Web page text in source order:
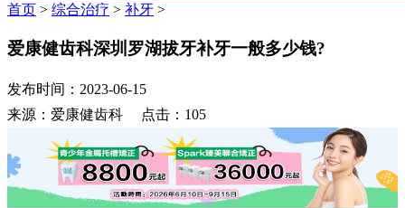
首页 > 综合治疗 > 补牙 >
爱康健齿科深圳罗湖拔牙补牙一般多少钱?
发布时间：2023-06-15
来源：爱康健齿科 点击：105